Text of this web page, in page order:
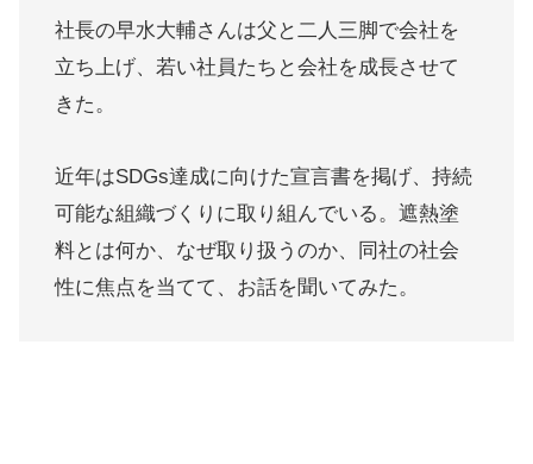
社長の早水大輔さんは父と二人三脚で会社を
立ち上げ、若い社員たちと会社を成長させて
きた。
近年はSDGs達成に向けた宣言書を掲げ、持続
可能な組織づくりに取り組んでいる。遮熱塗
料とは何か、なぜ取り扱うのか、同社の社会
性に焦点を当てて、お話を聞いてみた。